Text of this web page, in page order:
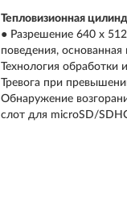
Тепловизионная
● Разрешение 640 x
поведения,
Технология обработки
Тревога при
Обнаружение
слот для microSD/